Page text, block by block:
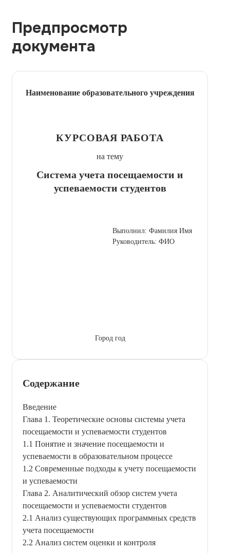
Предпросмотр
документа
Наименование образовательного учреждения
КУРСОВАЯ РАБОТА
на тему
Система учета посещаемости и
успеваемости студентов
Выполнил: Фамилия Имя
Руководитель: ФИО
Город год
Содержание
Введение
Глава 1. Теоретические основы системы учета
посещаемости и успеваемости студентов
1.1 Понятие и значение посещаемости и
успеваемости в образовательном процессе
1.2 Современные подходы к учету посещаемости
и успеваемости
Глава 2. Аналитический обзор систем учета
посещаемости и успеваемости студентов
2.1 Анализ существующих программных средств
учета посещаемости
2.2 Анализ систем оценки и контроля